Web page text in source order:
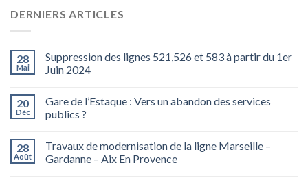
DERNIERS ARTICLES
28
Mai
Suppression des lignes 521,526 et 583 à partir du 1er
Juin 2024
20
Déc
Gare de l’Estaque : Vers un abandon des services
publics ?
28
Août
Travaux de modernisation de la ligne Marseille –
Gardanne – Aix En Provence